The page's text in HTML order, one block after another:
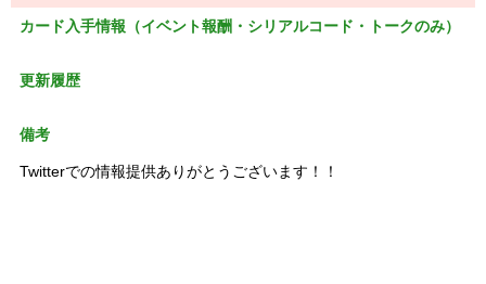
カード入手情報（イベント報酬・シリアルコード・トークのみ）
更新履歴
備考
Twitterでの情報提供ありがとうございます！！